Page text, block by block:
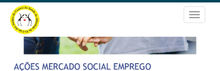
Passar
para
conteúdo
principal
Toggle